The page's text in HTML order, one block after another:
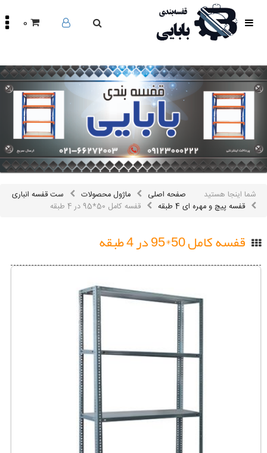
محصولات
مقالات
درباره
تماس
باما
اینستاگرام
سایر
لینک
ها
0
شما اینجا هستید صفحه اصلی ماژول محصولات
ست قفسه انباری
قفسه پیچ و مهره ای 4 طبقه
قفسه کامل 50*95 در 4 طبقه
قفسه کامل 50*95 در 4 طبقه